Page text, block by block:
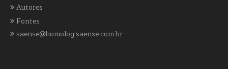
Autores
Fontes
saense@homolog.saense.com.br